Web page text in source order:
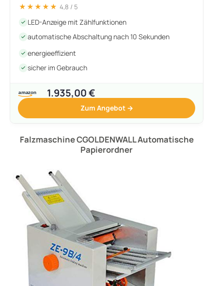
★★★★★ 4,8 / 5
LED-Anzeige mit Zählfunktionen
automatische Abschaltung nach 10 Sekunden
energieeffizient
sicher im Gebrauch
1.935,00 €
Zum Angebot →
Falzmaschine CGOLDENWALL Automatische
Papierordner